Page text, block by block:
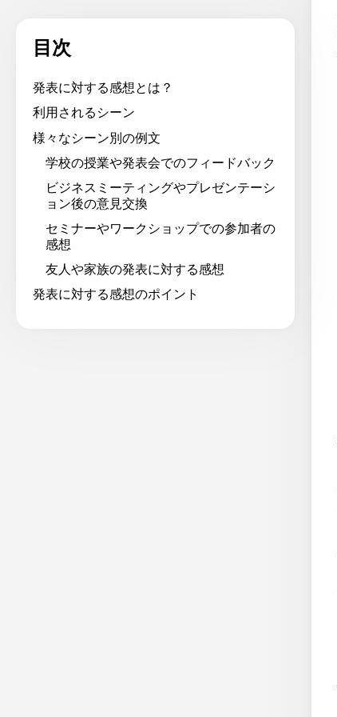
目次
発表に対する感想とは？
利用されるシーン
様々なシーン別の例文
学校の授業や発表会でのフィードバック
ビジネスミーティングやプレゼンテーシ
ョン後の意見交換
セミナーやワークショップでの参加者の
感想
友人や家族の発表に対する感想
発表に対する感想のポイント